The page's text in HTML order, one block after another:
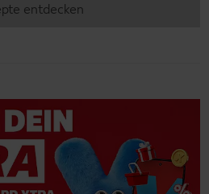
entdecken